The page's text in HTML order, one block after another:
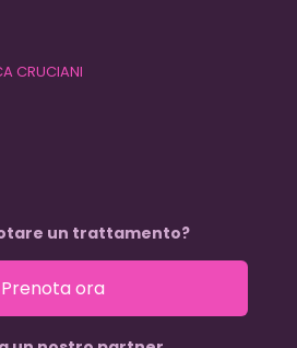
CRUCIANI
un trattamento?
Prenota ora